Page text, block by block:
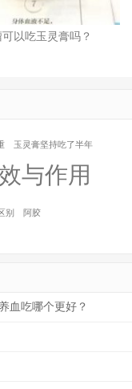
以吃玉灵膏吗？
玉灵膏坚持吃了半年
与作用
别 阿胶
血吃哪个更好？